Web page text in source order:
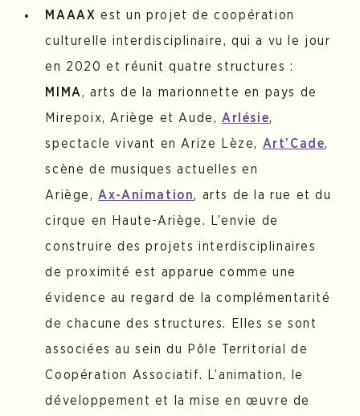
MAAAX est un projet de coopération
culturelle interdisciplinaire, qui a vu le jour
en 2020 et réunit quatre structures :
MIMA, arts de la marionnette en pays de
Mirepoix, Ariège et Aude, Arlésie,
spectacle vivant en Arize Lèze, Art’Cade,
scène de musiques actuelles en
Ariège,Ax-Animation, arts de la rue et du
cirque en Haute-Ariège. L’envie de
construire des projets interdisciplinaires
de proximité est apparue comme une
évidence au regard de la complémentarité
de chacune des structures. Elles se sont
associées au sein du Pôle Territorial de
Coopération Associatif. L’animation, le
développement et la mise en œuvre de